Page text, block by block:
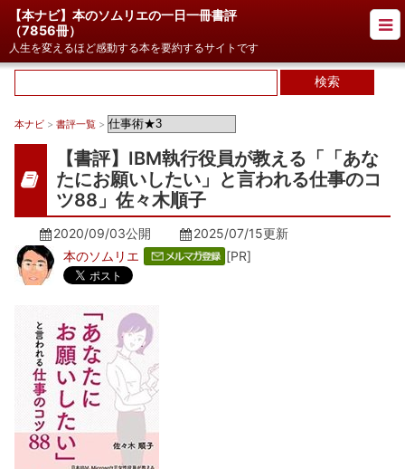
【本ナビ】本のソムリエの一日一冊書評
（7856冊）
人生を変えるほど感動する本を要約するサイトです
本ナビ > 書評一覧 >
【書評】IBM執行役員が教える「「あな
たにお願いしたい」と言われる仕事のコ
ツ88」佐々木順子
2020/09/03公開 2025/07/15更新
本のソムリエ
[PR]